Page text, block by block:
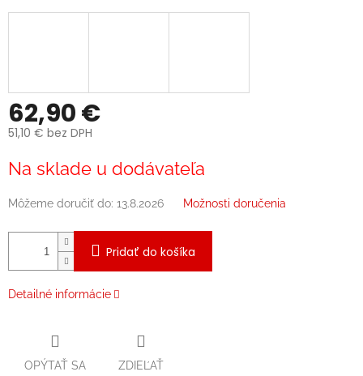
62,90 €
51,10 € bez DPH
cena:
Na sklade u dodávateľa
Môžeme doručiť do: 13.8.2026 Možnosti doručenia
Pridať do košíka
Detailné informácie
OPÝTAŤ SA ZDIEĽAŤ